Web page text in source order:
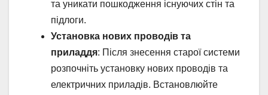
та уникати пошкодження існуючих стін та
підлоги.
Установка нових проводів та
приладдя: Після знесення старої системи
розпочніть установку нових проводів та
електричних приладів. Встановлюйте